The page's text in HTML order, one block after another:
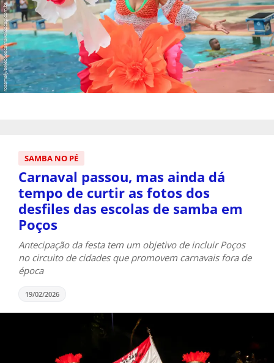
SAMBA NO PÉ
Carnaval passou, mas ainda dá
tempo de curtir as fotos dos
desfiles das escolas de samba em
Poços
Antecipação da festa tem um objetivo de incluir Poços
no circuito de cidades que promovem carnavais fora de
época
19/02/2026